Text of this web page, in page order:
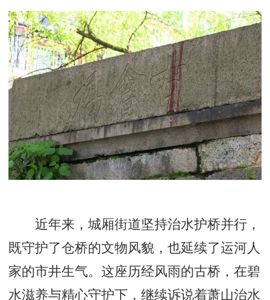
近年来，城厢街道坚持治水护桥并行，
既守护了仓桥的文物风貌，也延续了运河人
家的市井生气。这座历经风雨的古桥，在碧
水滋养与精心守护下，继续诉说着萧山治水